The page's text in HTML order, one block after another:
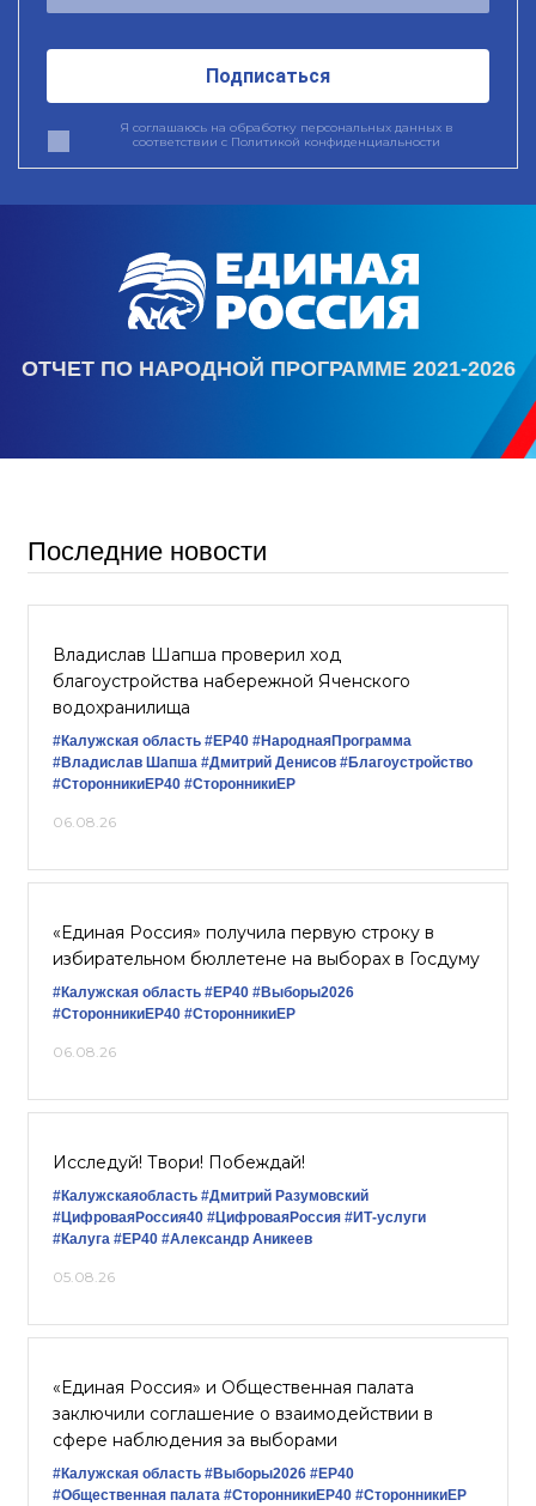
Подписаться
Я соглашаюсь на обработку персональных данных в
соответствии с Политикой конфиденциальности
ОТЧЕТ ПО НАРОДНОЙ ПРОГРАММЕ 2021-2026
Последние новости
Владислав Шапша проверил ход
благоустройства набережной Яченского
водохранилища
#Калужская область #ЕР40 #НароднаяПрограмма
#Владислав Шапша #Дмитрий Денисов #Благоустройство
#СторонникиЕР40 #СторонникиЕР
06.08.26
«Единая Россия» получила первую строку в
избирательном бюллетене на выборах в Госдуму
#Калужская область #ЕР40 #Выборы2026
#СторонникиЕР40 #СторонникиЕР
06.08.26
Исследуй! Твори! Побеждай!
#Калужскаяобласть #Дмитрий Разумовский
#ЦифроваяРоссия40 #ЦифроваяРоссия #ИТ-услуги
#Калуга #ЕР40 #Александр Аникеев
05.08.26
«Единая Россия» и Общественная палата
заключили соглашение о взаимодействии в
сфере наблюдения за выборами
#Калужская область #Выборы2026 #ЕР40
#Общественная палата #СторонникиЕР40 #СторонникиЕР